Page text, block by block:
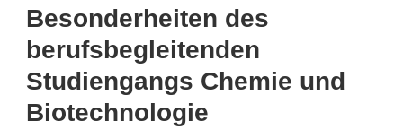
Besonderheiten des
berufsbegleitenden
Studiengangs Chemie und
Biotechnologie